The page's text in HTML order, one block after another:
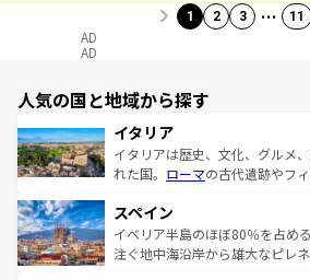
1 2 3 … 11
AD
AD
人気の国と地域から探す
イタリア
イタリアは歴史、文化、グルメ
れた国。 ローマの古代遺跡やフ
ろん、トスカーナの美しい田園
景など、自然景観も見逃せない
ピザやパスタなど、絶品のイタ
スペイン
イベリア半島のほぼ80％を占め
注ぐ地中海沿岸から雄大なピレ